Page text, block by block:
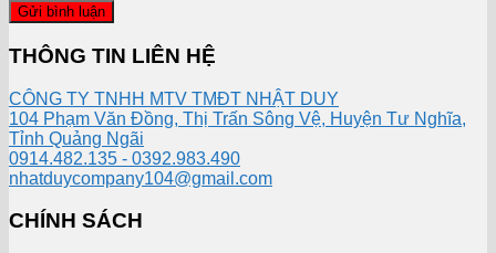
THÔNG TIN LIÊN HỆ
CÔNG TY TNHH MTV TMĐT NHẬT DUY
104 Phạm Văn Đồng, Thị Trấn Sông Vệ, Huyện Tư Nghĩa,
Tỉnh Quảng Ngãi
0914.482.135 - 0392.983.490
nhatduycompany104@gmail.com
CHÍNH SÁCH